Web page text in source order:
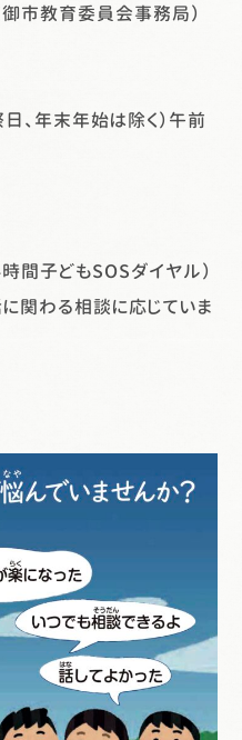
市教育委員会事務局）
年末年始は除く）午前
間子どもSOSダイヤル）
関わる相談に応じていま